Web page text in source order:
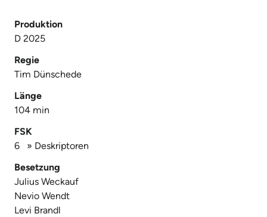
Produktion
D 2025
Regie
Tim Dünschede
Länge
104 min
FSK
6
» Deskriptoren
Besetzung
Julius Weckauf
Nevio Wendt
Levi Brandl